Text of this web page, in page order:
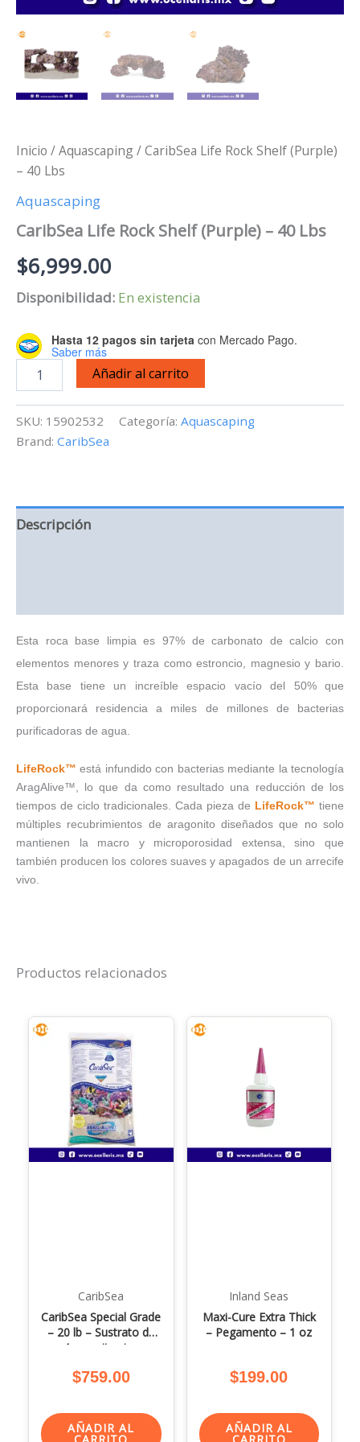
Inicio /Aquascaping/ CaribSea Life Rock Shelf (Purple)
– 40 Lbs
Aquascaping
CaribSea Life Rock Shelf (Purple) – 40 Lbs
$6,999.00
Disponibilidad: En existencia
Hasta 12 pagos sin tarjeta con Mercado Pago.
Saber más
(Purple)
-
Añadir al carrito
SKU: 15902532 Categoría: Aquascaping
Brand: CaribSea
Descripción
Esta roca base limpia es 97% de carbonato de calcio con
elementos menores y traza como estroncio, magnesio y bario.
Esta base tiene un increíble espacio vacío del 50% que
proporcionará residencia a miles de millones de bacterias
purificadoras de agua.
LifeRock™ está infundido con bacterias mediante la tecnología
AragAlive™, lo que da como resultado una reducción de los
tiempos de ciclo tradicionales. Cada pieza de LifeRock™ tiene
múltiples recubrimientos de aragonito diseñados que no solo
mantienen la macro y microporosidad extensa, sino que
también producen los colores suaves y apagados de un arrecife
vivo.
Productos relacionados
CaribSea
CaribSea Special Grade
– 20 lb – Sustrato de
Aragonita viva
$759.00
AÑADIR AL
Inland Seas
Maxi-Cure Extra Thick
– Pegamento – 1 oz
$199.00
AÑADIR AL